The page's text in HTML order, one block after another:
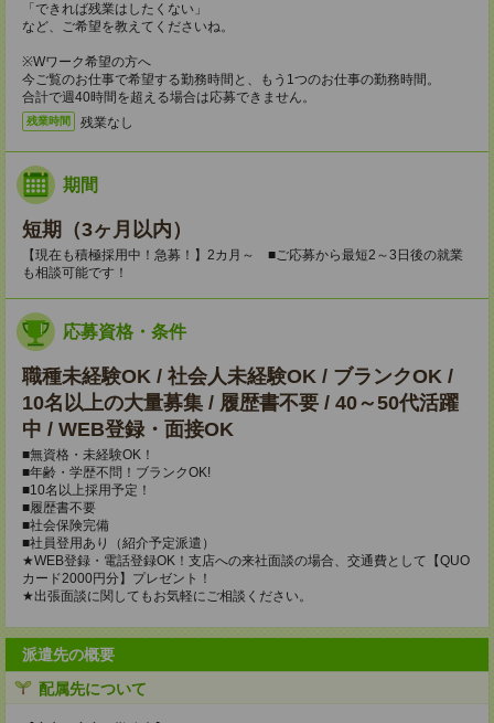
「できれば残業はしたくない」
など、ご希望を教えてくださいね。
※Wワーク希望の方へ
今ご覧のお仕事で希望する勤務時間と、もう1つのお仕事の勤務時間。
合計で週40時間を超える場合は応募できません。
残業時間 残業なし
期間
短期（3ヶ月以内）
【現在も積極採用中！急募！】2カ月～ ■ご応募から最短2～3日後の就業
も相談可能です！
応募資格・条件
職種未経験OK / 社会人未経験OK / ブランクOK /
10名以上の大量募集 / 履歴書不要 / 40～50代活躍
中 / WEB登録・面接OK
■無資格・未経験OK！
■年齢・学歴不問！ブランクOK!
■10名以上採用予定！
■履歴書不要
■社会保険完備
■社員登用あり（紹介予定派遣）
★WEB登録・電話登録OK！支店への来社面談の場合、交通費として【QUO
カード2000円分】プレゼント！
★出張面談に関してもお気軽にご相談ください。
派遣先の概要
配属先について